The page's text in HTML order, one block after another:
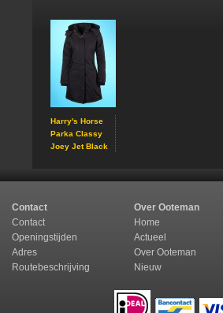
Harry's Horse
Parka Classy
Joey Jet Black
Contact
Over Ooteman
Contact
Home
Openingstijden
Actueel
Adres
Over Ooteman
Routebeschrijving
Nieuw